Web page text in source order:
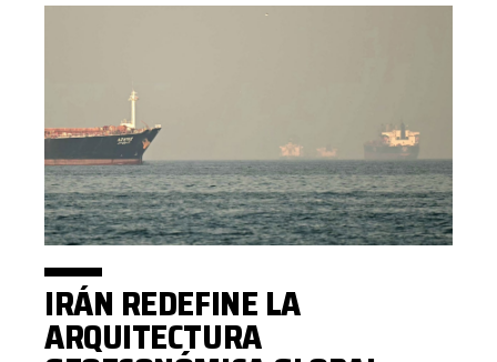
IRÁN REDEFINE LA
ARQUITECTURA